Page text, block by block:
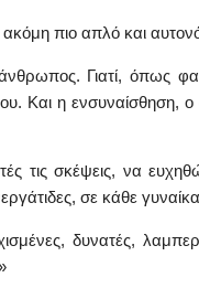
ακόμη πιο απλό και
Γιατί, όπως
Και η ενσυναίσθηση,
τις σκέψεις, να
σε κάθε
δυνατές,